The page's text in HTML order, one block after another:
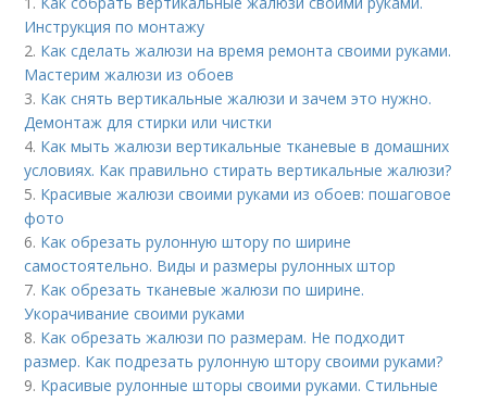
Инструкция по монтажу
2. Как сделать жалюзи на время ремонта своими руками.
Мастерим жалюзи из обоев
3. Как снять вертикальные жалюзи и зачем это нужно.
Демонтаж для стирки или чистки
4. Как мыть жалюзи вертикальные тканевые в домашних
условиях. Как правильно стирать вертикальные жалюзи?
5. Красивые жалюзи своими руками из обоев: пошаговое
фото
6. Как обрезать рулонную штору по ширине
самостоятельно. Виды и размеры рулонных штор
7. Как обрезать тканевые жалюзи по ширине.
Укорачивание своими руками
8. Как обрезать жалюзи по размерам. Не подходит
размер. Как подрезать рулонную штору своими руками?
9. Красивые рулонные шторы своими руками. Стильные